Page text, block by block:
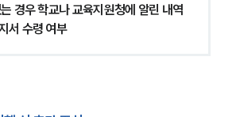
경우 학교나 교육지원청에 알린 내역
서 수령 여부